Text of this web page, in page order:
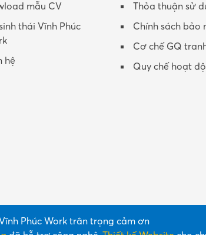
mẫu CV
thái Vĩnh Phúc
hệ
Thỏa thuận sử
Chính sách bảo
Cơ chế GQ
Quy chế hoạt
Phúc Work trân trọng cảm ơn